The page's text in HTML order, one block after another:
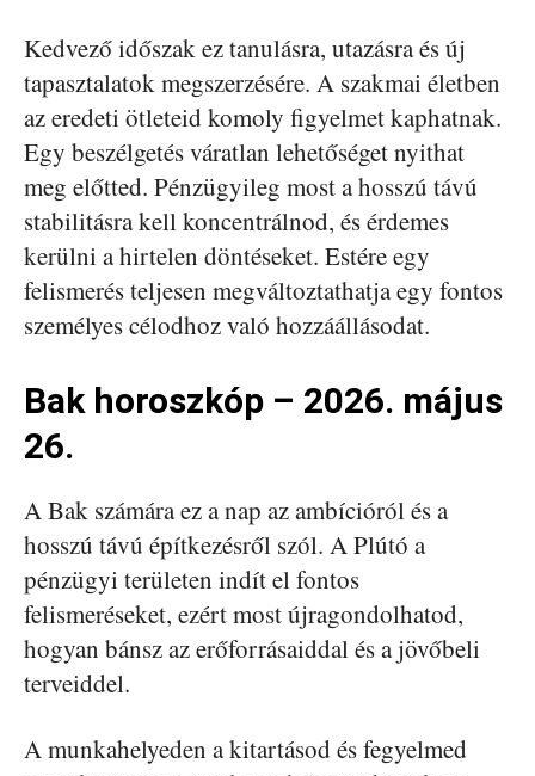
Kedvező időszak ez tanulásra, utazásra és új
tapasztalatok megszerzésére. A szakmai életben
az eredeti ötleteid komoly figyelmet kaphatnak.
Egy beszélgetés váratlan lehetőséget nyithat
meg előtted. Pénzügyileg most a hosszú távú
stabilitásra kell koncentrálnod, és érdemes
kerülni a hirtelen döntéseket. Estére egy
felismerés teljesen megváltoztathatja egy fontos
személyes célodhoz való hozzáállásodat.
Bak horoszkóp – 2026. május
26.
A Bak számára ez a nap az ambícióról és a
hosszú távú építkezésről szól. A Plútó a
pénzügyi területen indít el fontos
felismeréseket, ezért most újragondolhatod,
hogyan bánsz az erőforrásaiddal és a jövőbeli
terveiddel.
A munkahelyeden a kitartásod és fegyelmed